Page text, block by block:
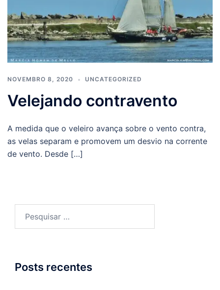
NOVEMBRO 8, 2020 UNCATEGORIZED
Velejando contravento
A medida que o veleiro avança sobre o vento contra,
as velas separam e promovem um desvio na corrente
de vento. Desde […]
Posts recentes